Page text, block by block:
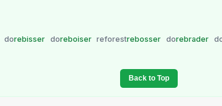
dorebisser doreboiser reforestrebosser dorebrader
Back to Top